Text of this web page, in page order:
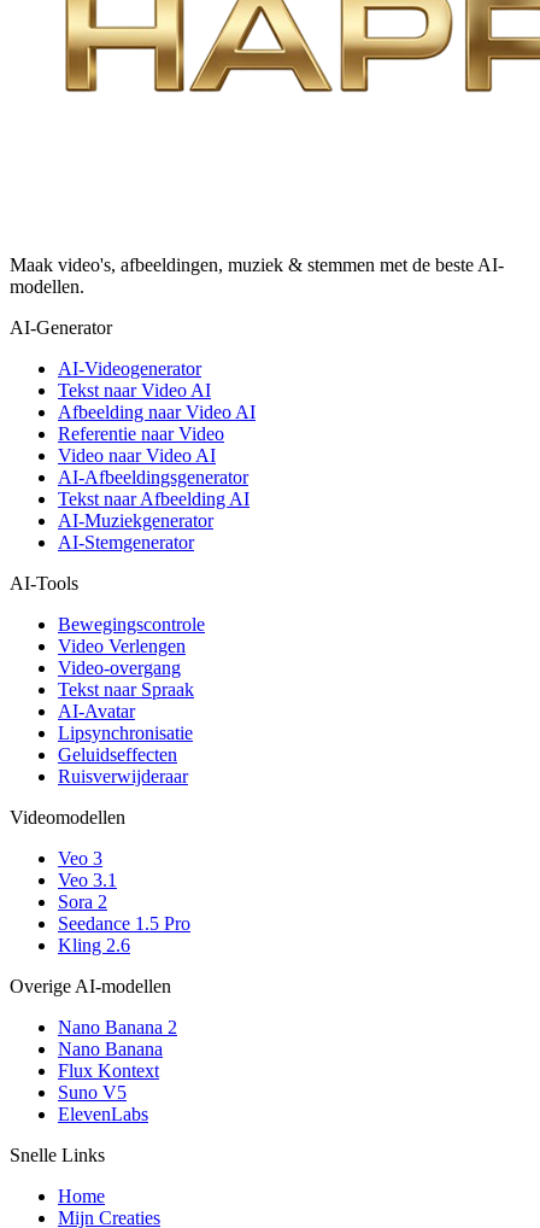
Maak video's, afbeeldingen, muziek & stemmen met de beste AI-
modellen.
AI-Generator
AI-Videogenerator
Tekst naar Video AI
Afbeelding naar Video AI
Referentie naar Video
Video naar Video AI
AI-Afbeeldingsgenerator
Tekst naar Afbeelding AI
AI-Muziekgenerator
AI-Stemgenerator
AI-Tools
Bewegingscontrole
Video Verlengen
Video-overgang
Tekst naar Spraak
AI-Avatar
Lipsynchronisatie
Geluidseffecten
Ruisverwijderaar
Videomodellen
Veo 3
Veo 3.1
Sora 2
Seedance 1.5 Pro
Kling 2.6
Overige AI-modellen
Nano Banana 2
Nano Banana
Flux Kontext
Suno V5
ElevenLabs
Snelle Links
Home
Mijn Creaties